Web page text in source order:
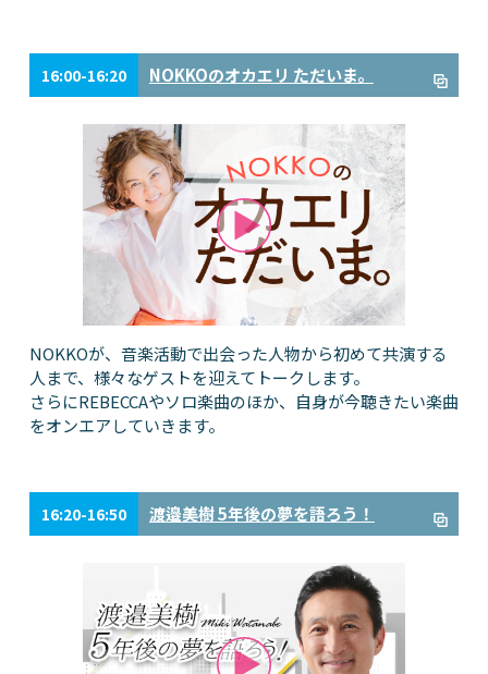
16:00-16:20 NOKKOのオカエリ ただいま。
NOKKOが、音楽活動で出会った人物から初めて共演する
人まで、様々なゲストを迎えてトークします。
さらにREBECCAやソロ楽曲のほか、自身が今聴きたい楽曲
をオンエアしていきます。
16:20-16:50 渡邉美樹 5年後の夢を語ろう！